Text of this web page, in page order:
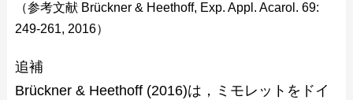
（参考文献 Brückner & Heethoff, Exp. Appl. Acarol. 69:
249-261, 2016）
追補
Brückner & Heethoff (2016)は，ミモレットをドイ